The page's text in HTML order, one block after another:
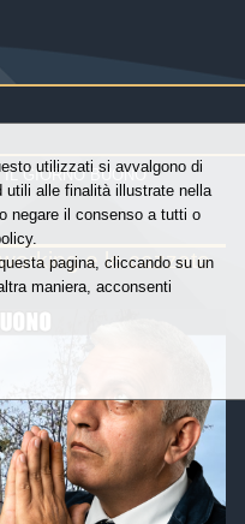
IL GIORNO BUONO
e le cazzate
utilizzati si avvalgono di
utili alle finalità illustrate nella
negare il consenso a tutti o
pagina, cliccando su un
maniera, acconsenti